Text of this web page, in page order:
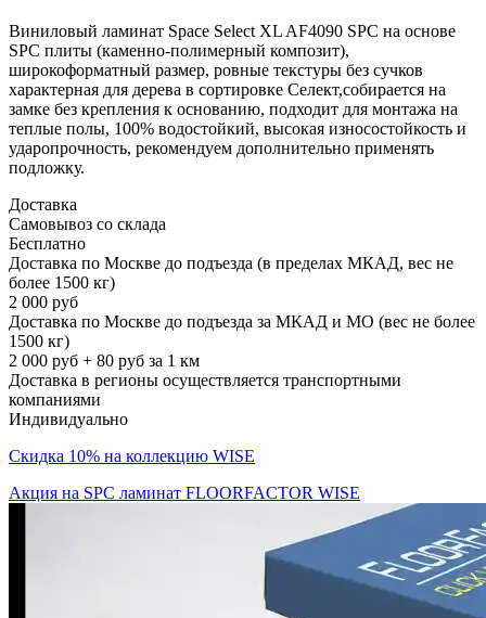
Виниловый ламинат Space Select XL AF4090 SPC на основе
SPC плиты (каменно-полимерный композит),
широкоформатный размер, ровные текстуры без сучков
характерная для дерева в сортировке Селект,собирается на
замке без крепления к основанию, подходит для монтажа на
теплые полы, 100% водостойкий, высокая износостойкость и
ударопрочность, рекомендуем дополнительно применять
подложку.
Доставка
Самовывоз со склада
Бесплатно
Доставка по Москве до подъезда (в пределах МКАД, вес не
более 1500 кг)
2 000 руб
Доставка по Москве до подъезда за МКАД и МО (вес не более
1500 кг)
2 000 руб + 80 руб за 1 км
Доставка в регионы осуществляется транспортными
компаниями
Индивидуально
Скидка 10% на коллекцию WISE
Акция на SPC ламинат FLOORFACTOR WISE